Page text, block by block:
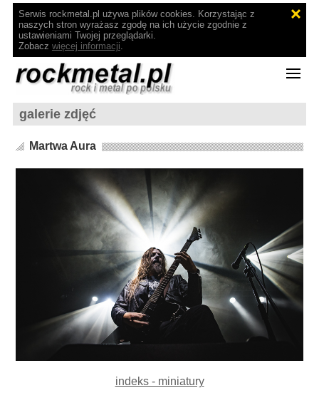
Serwis rockmetal.pl używa plików cookies. Korzystając z
naszych stron wyrażasz zgodę na ich użycie zgodnie z
ustawieniami Twojej przeglądarki.
Zobacz więcej informacji.
galerie zdjęć
Martwa Aura
indeks - miniatury